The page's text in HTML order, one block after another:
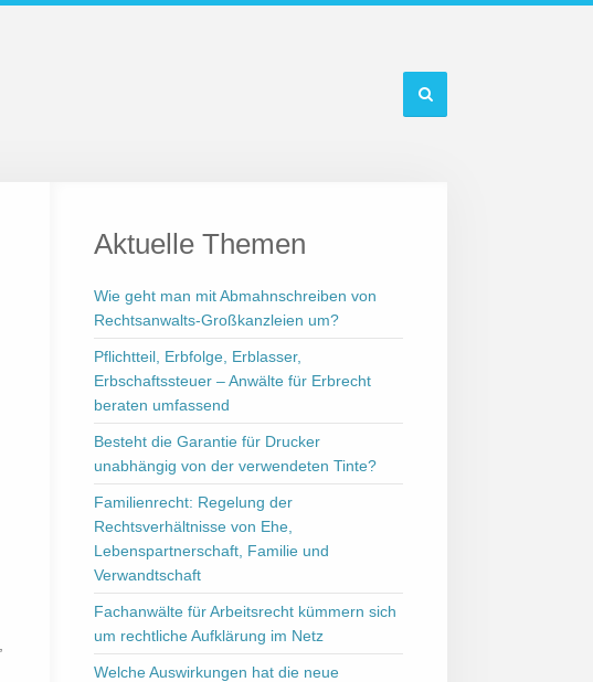
Aktuelle Themen
Wie geht man mit Abmahnschreiben von
Rechtsanwalts-Großkanzleien um?
Pflichtteil, Erbfolge, Erblasser,
Erbschaftssteuer – Anwälte für Erbrecht
beraten umfassend
Besteht die Garantie für Drucker
unabhängig von der verwendeten Tinte?
Familienrecht: Regelung der
Rechtsverhältnisse von Ehe,
Lebenspartnerschaft, Familie und
Verwandtschaft
Fachanwälte für Arbeitsrecht kümmern sich
um rechtliche Aufklärung im Netz
Welche Auswirkungen hat die neue